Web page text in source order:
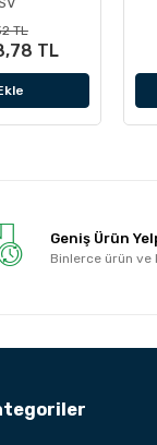
TL
TL
Geniş Ürün
Binlerce ürün ve